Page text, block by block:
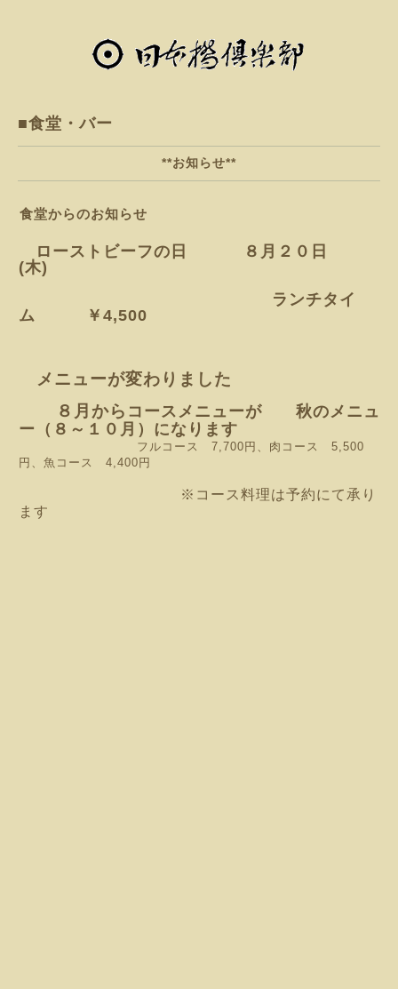
■食堂・バー
**お知らせ**
食堂からのお知らせ
ローストビーフの日 ８月２０ 日
(木)
ランチタイ
ム ￥4,500
メニューが変わりました
８月から コースメニューが 秋のメニュ
ー（８～１０月）になります
フルコース 7,700円、肉コース 5,500
円、魚コース 4,400円
※コース料理は予約にて承り
ます